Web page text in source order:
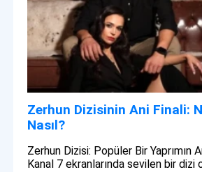
Zerhun Dizisinin Ani Finali:
Nasıl?
Zerhun Dizisi: Popüler Bir Yaprımın
Kanal 7 ekranlarında sevilen bir dizi